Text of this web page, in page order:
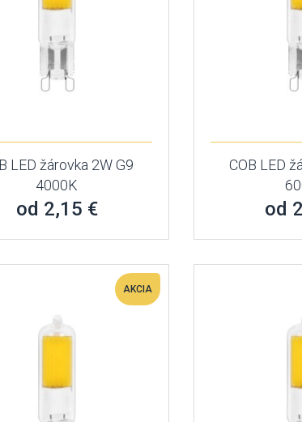
LED žárovka 2W G9
4000K
od 2,15 €
COB LED
od
AKCIA